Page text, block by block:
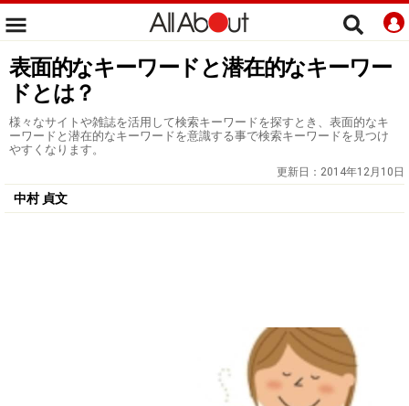
表面的なキーワードと潜在的なキーワー
ドとは？
様々なサイトや雑誌を活用して検索キーワードを探すとき、表面的なキ
ーワードと潜在的なキーワードを意識する事で検索キーワードを見つけ
やすくなります。
更新日： 2014年12月10日
中村 貞文